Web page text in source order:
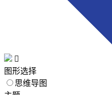

图形选择
思维导图